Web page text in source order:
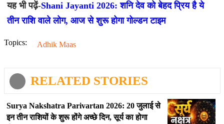
यह भी पढ़ें-Shani Jayanti 2026: शनि देव को बेहद प्रिय है ये
तीन राशि वाले लोग, आज से शुरू होगा गोल्डन टाइम
Topics: Adhik Maas
RELATED STORIES
Surya Nakshatra Parivartan 2026: 20 जुलाई से
इन तीन राशियों के शुरू होंगे अच्छे दिन, सूर्य का होगा